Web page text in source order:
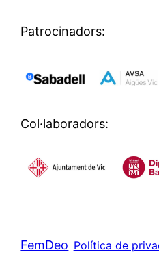
Patrocinadors:
Col·laboradors:
FemDeo Política de